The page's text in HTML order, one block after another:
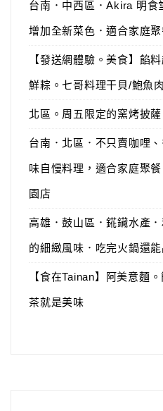
台南．中西區．Akira 明食
增加全新菜色．適合家庭
【發送網體驗。美食】餡
鮮粽。七哥料理干貝/鮑魚
北區。周五限定的窯烤披
台南．北區．不只賣咖哩
味自慢料理，適合家庭聚
園店
高雄．鼓山區．錵鑶水產
的細緻風味．吃完火鍋還
【食在Tainan】阿美意麵
茶就是美味